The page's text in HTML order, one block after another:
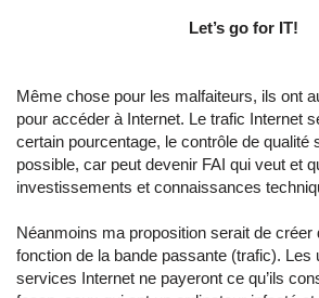
Let’s go for IT!
Même chose pour les malfaiteurs, ils ont
pour accéder à Internet. Le trafic Internet
certain pourcentage, le contrôle de qualité
possible, car peut devenir FAI qui veut et
investissements et connaissances
Néanmoins ma proposition serait de créer
fonction de la bande passante (trafic). Les
services Internet ne payeront ce qu’ils